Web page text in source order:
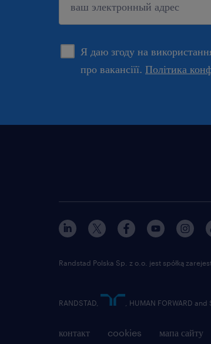
Я даю згоду на
про вакансіїї. Політика
підтверджувати
контакт cookies мапа сайту
Randstad Polska Sp. z o.o. jest spółką
RANDSTAD, , HUMAN FORWARD